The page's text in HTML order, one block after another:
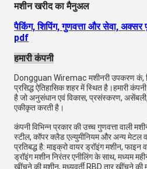
मशीन खरीद का मैनुअल
पैकिंग, शिपिंग, गुणवत्ता और सेवा, अक्सर
pdf
हमारी कंपनी
Dongguan Wiremac मशीनरी उपकरण कं,
प्रसिद्ध ऐतिहासिक शहर में स्थित है।हमारी
है जो अनुसंधान एवं विकास, प्रसंस्करण,
एकीकृत करती है।
कंपनी विभिन्न प्रकार की उच्च गुणवत्ता वाली
स्टील, कॉपर क्लैड एल्युमीनियम और अन्य मेटल
प्रतिबद्ध है: माइक्रो वायर ड्रॉइंग मशीन, फाइन
ड्रॉइंग मशीन निरंतर एनीलिंग के साथ, मध्यम
खींचने की मशीन, मध्यवर्ती RBD तार खींचने